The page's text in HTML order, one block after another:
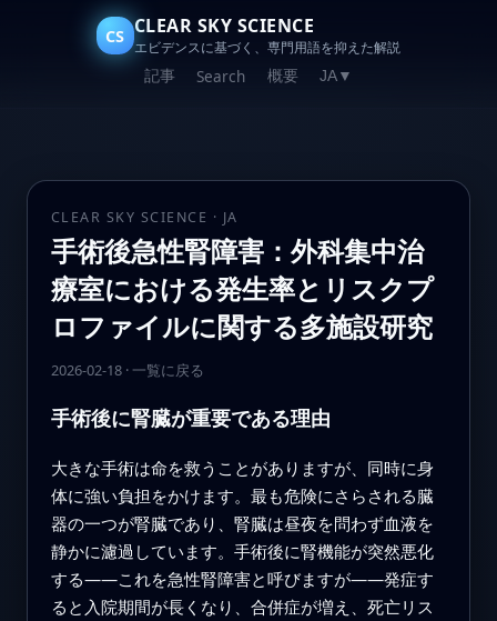
CS CLEAR SKY SCIENCE
エビデンスに基づく、専門用語を抑えた解説
記事 Search 概要 JA▼
CLEAR SKY SCIENCE · JA
手術後急性腎障害：外科集中治
療室における発生率とリスクプ
ロファイルに関する多施設研究
2026-02-18· 一覧に戻る
手術後に腎臓が重要である理由
大きな手術は命を救うことがありますが、同時に身
体に強い負担をかけます。最も危険にさらされる臓
器の一つが腎臓であり、腎臓は昼夜を問わず血液を
静かに濾過しています。手術後に腎機能が突然悪化
する――これを急性腎障害と呼びますが――発症す
ると入院期間が長くなり、合併症が増え、死亡リス